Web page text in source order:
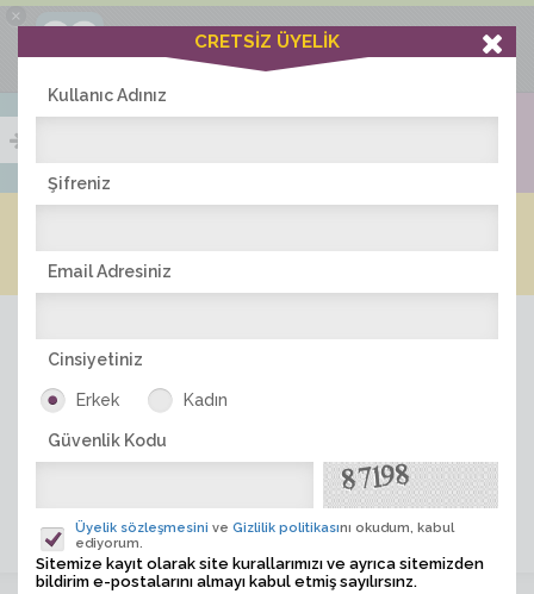
×
Ciddiask Uygulaması
+1 Hafta Gold Üyelik Kazan
Bedava - com.ciddi.ask
İNDİR
ÜYE ARA
CRETSİZ ÜYELİK
Kullanıc Adınız
Şifreniz
Email Adresiniz
Cinsiyetiniz
Erkek Kadın
Güvenlik Kodu
Üyelik sözleşmesini ve Gizlilik politikasını okudum, kabul
ediyorum.
Sitemize kayıt olarak site kurallarımızı ve ayrıca sitemizden
bildirim e-postalarını almayı kabul etmiş sayılırsınz.